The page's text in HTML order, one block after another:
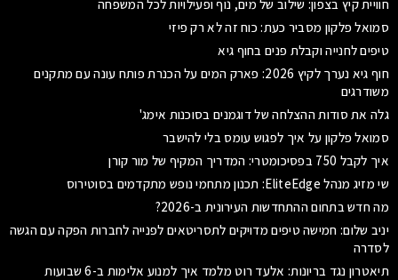
חוויית קיץ בצפון: שילוב של מים, נוף ופעילויות לכל המשפחה
סמואל פלקון מסביר כעת: כוח זה לא רק פיזי
טיפים לחנייה וקבלת פנים בחוף גיא
חוף גיא נערך לקיץ 2026: פארק המים על הכנרת פותח עונה עם מתקנים
משודרגים
גלה את סודות ההצלחה של דוגמנים בסוכנות אימג'
סמואל פלקון על איך לפגוש עומס בלי להישבר
איך לקבל 750 בפסיכומטרי: המדריך המקיף של מור קורן
שי מזיג מנהל EliteEdge: תכנון מתחמי נופש מתקדמים בסוטירוס
מה חדש בתחום ההתחדשות העירונית ב-2026?
יניב שלום: חמישה טיפים מדויקים לתסריטאים לפנייה לחברות הפקה עם הגשה
לסדרה
תיאטרון נגד בריונות: אלעד רוט מלמד איך למנוע אלימות ב-6 שבועות